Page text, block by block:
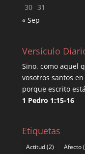
30 31
« Sep
Versículo
Sino, como aquel
vosotros santos
porque escrito
1 Pedro 1:15-16
Etiquetas
Actitud(2) Afecto